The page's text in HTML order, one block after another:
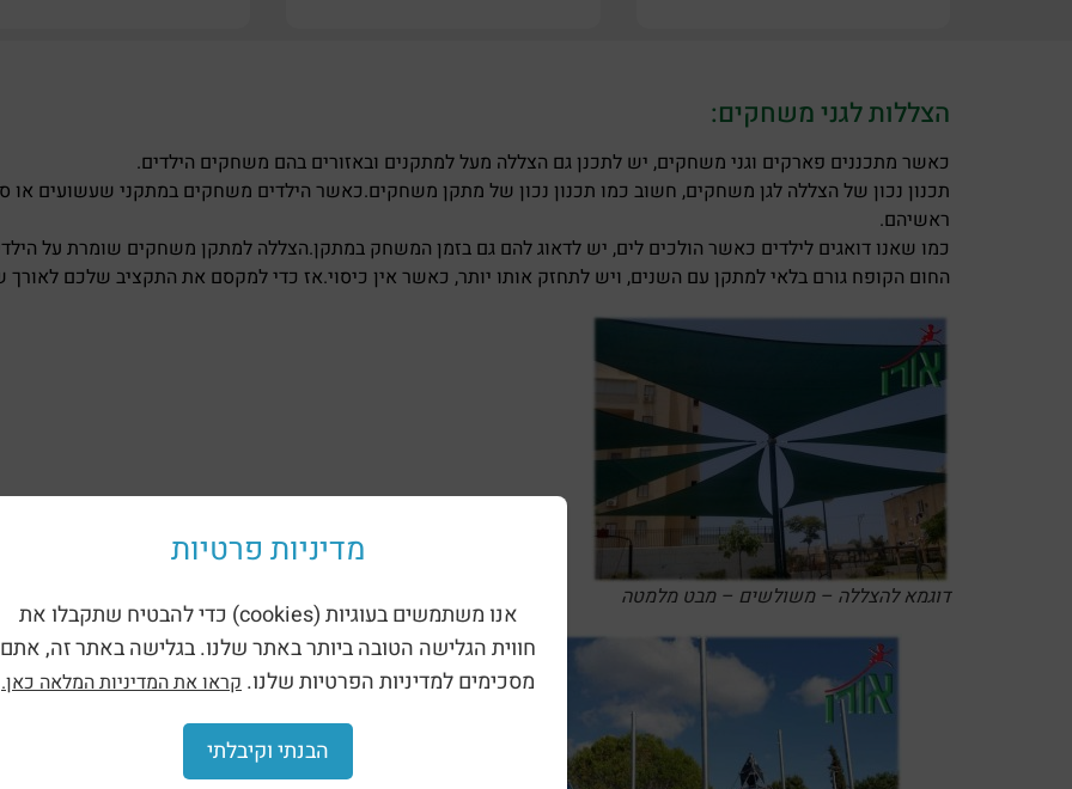
הצללות לגני משחקים:
כאשר מתכננים פארקים וגני משחקים, יש לתכנן גם הצללה מעל למתקנים ובאזורים בהם משחקים הילדים.
תכנון נכון של הצללה לגן משחקים, חשוב כמו תכנון נכון של מתקן משחקים.כאשר הילדים משחקים במתקני שעשועים
ראשיהם.
כמו שאנו דואגים לילדים כאשר הולכים לים, יש לדאוג להם גם בזמן המשחק במתקן.הצללה למתקן משחקים שומרת על
החום הקופח גורם בלאי למתקן עם השנים, ויש לתחזק אותו יותר, כאשר אין כיסוי.אז כדי למקסם את התקציב שלכם
דוגמא להצללה – משולשים – מבט מלמטה
מדיניות פרטיות
אנו משתמשים בעוגיות (cookies) כדי להבטיח שתקבלו את
חווית הגלישה הטובה ביותר באתר שלנו. בגלישה באתר זה, אתם
מסכימים למדיניות הפרטיות שלנו. קראו את המדיניות המלאה כאן.
הבנתי וקיבלתי